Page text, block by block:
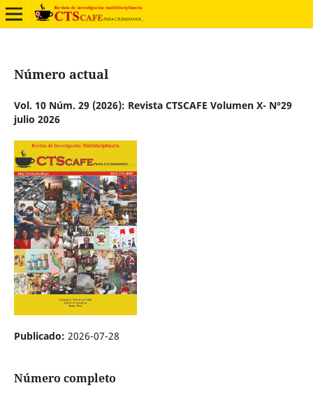
Número actual
Vol. 10 Núm. 29 (2026): Revista CTSCAFE Volumen X- N°29
julio 2026
Publicado: 2026-07-28
Número completo